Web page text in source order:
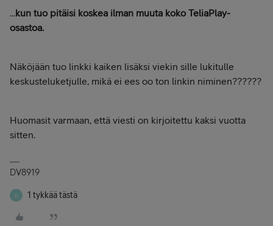
...kun tuo pitäisi koskea ilman muuta koko TeliaPlay-
osastoa.
Näköjään tuo linkki kaiken lisäksi viekin sille lukitulle
keskusteluketjulle, mikä ei ees oo ton linkin niminen??????
Huomasit varmaan, että viesti on kirjoitettu kaksi vuotta
sitten.
DV8919
D 1 tykkää tästä